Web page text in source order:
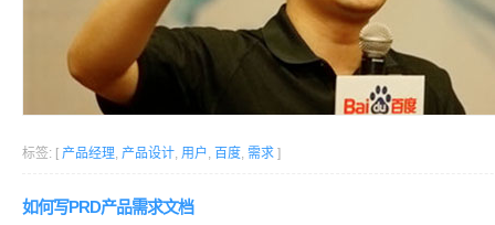
标签: [ 产品经理, 产品设计, 用户, 百度, 需求 ]
如何写PRD产品需求文档